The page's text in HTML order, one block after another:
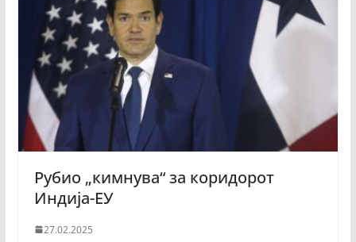
Рубио „кимнува“ за коридорот
Индија-ЕУ
27.02.2025